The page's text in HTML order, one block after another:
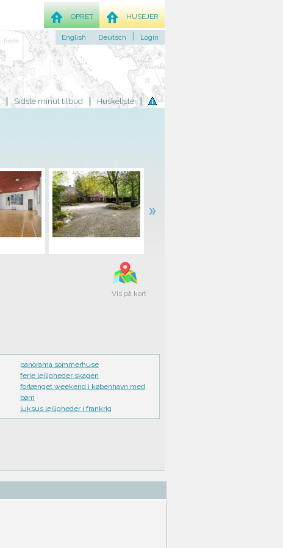
Sidste minut tilbud Huskeliste
Vis på kort
panorama sommerhuse
ferie lejligheder skagen
forlænget weekend i københavn med
børn
luksus lejligheder i frankrig
HUSEJER
OPRET
English Deutsch Login